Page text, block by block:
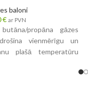
baloni
€ ar PVN
propāna gāzes
vienmērīgu un
plašā temperatūru